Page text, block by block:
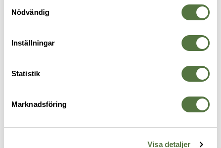
Nödvändig
Inställningar
Statistik
Marknadsföring
Visa detaljer
BREAKTHROUGH MAGPUL
BEV™ Block – AR15/M4 Black